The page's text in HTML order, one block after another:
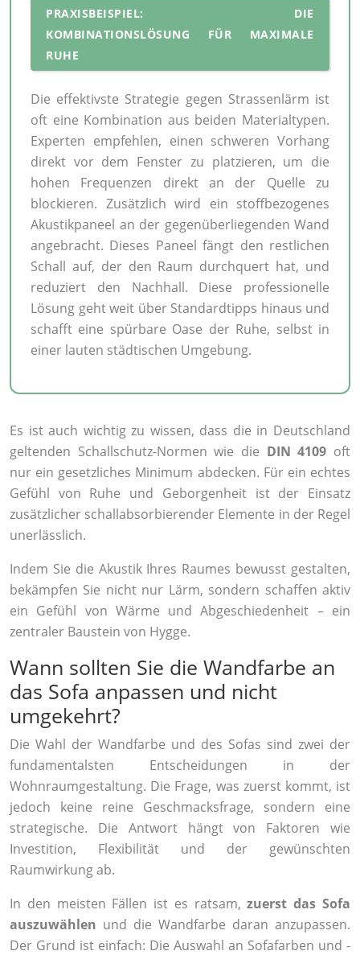
PRAXISBEISPIEL: DIE
KOMBINATIONSLÖSUNG FÜR MAXIMALE
RUHE
Die effektivste Strategie gegen Strassenlärm ist
oft eine Kombination aus beiden Materialtypen.
Experten empfehlen, einen schweren Vorhang
direkt vor dem Fenster zu platzieren, um die
hohen Frequenzen direkt an der Quelle zu
blockieren. Zusätzlich wird ein stoffbezogenes
Akustikpaneel an der gegenüberliegenden Wand
angebracht. Dieses Paneel fängt den restlichen
Schall auf, der den Raum durchquert hat, und
reduziert den Nachhall. Diese professionelle
Lösung geht weit über Standardtipps hinaus und
schafft eine spürbare Oase der Ruhe, selbst in
einer lauten städtischen Umgebung.
Es ist auch wichtig zu wissen, dass die in Deutschland
geltenden Schallschutz-Normen wie die DIN 4109 oft
nur ein gesetzliches Minimum abdecken. Für ein echtes
Gefühl von Ruhe und Geborgenheit ist der Einsatz
zusätzlicher schallabsorbierender Elemente in der Regel
unerlässlich.
Indem Sie die Akustik Ihres Raumes bewusst gestalten,
bekämpfen Sie nicht nur Lärm, sondern schaffen aktiv
ein Gefühl von Wärme und Abgeschiedenheit – ein
zentraler Baustein von Hygge.
Wann sollten Sie die Wandfarbe an
das Sofa anpassen und nicht
umgekehrt?
Die Wahl der Wandfarbe und des Sofas sind zwei der
fundamentalsten Entscheidungen in der
Wohnraumgestaltung. Die Frage, was zuerst kommt, ist
jedoch keine reine Geschmacksfrage, sondern eine
strategische. Die Antwort hängt von Faktoren wie
Investition, Flexibilität und der gewünschten
Raumwirkung ab.
In den meisten Fällen ist es ratsam,zuerst das Sofa
auszuwählen und die Wandfarbe daran anzupassen.
Der Grund ist einfach: Die Auswahl an Sofafarben und -